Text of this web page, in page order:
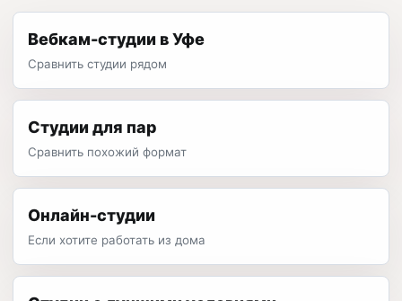
Вебкам-студии в Уфе
Сравнить студии рядом
Студии для пар
Сравнить похожий формат
Онлайн-студии
Если хотите работать из дома